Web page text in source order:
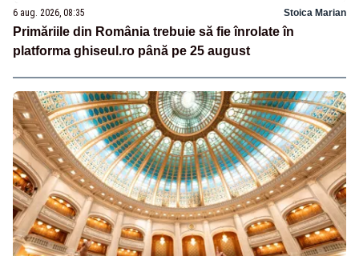
6 aug. 2026, 08:35 Stoica Marian
Primăriile din România trebuie să fie înrolate în
platforma ghiseul.ro până pe 25 august